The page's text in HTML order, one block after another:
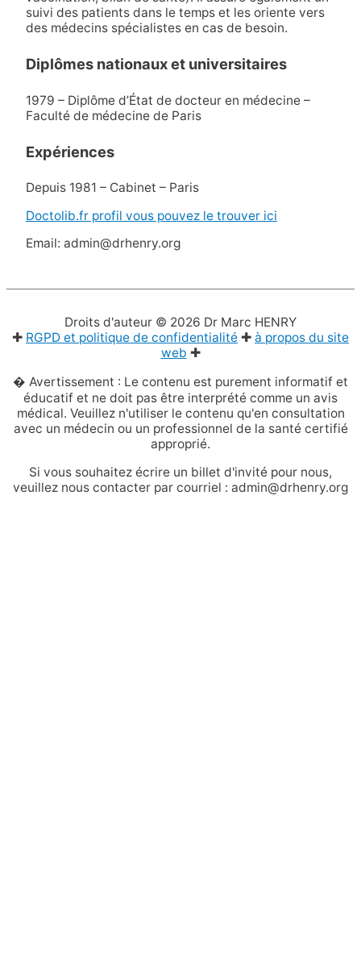
suivi des patients dans le temps et les oriente vers
des médecins spécialistes en cas de besoin.
Diplômes nationaux et universitaires
1979 – Diplôme d’État de docteur en médecine –
Faculté de médecine de Paris
Expériences
Depuis 1981 – Cabinet – Paris
Doctolib.fr profil vous pouvez le trouver ici
Email: admin@drhenry.org
Droits d'auteur © 2026 Dr Marc HENRY
✚ RGPD et politique de confidentialité ✚ à propos du site
web ✚
� Avertissement : Le contenu est purement informatif et
éducatif et ne doit pas être interprété comme un avis
médical. Veuillez n'utiliser le contenu qu'en consultation
avec un médecin ou un professionnel de la santé certifié
approprié.
Si vous souhaitez écrire un billet d'invité pour nous,
veuillez nous contacter par courriel : admin@drhenry.org